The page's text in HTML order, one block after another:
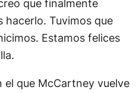
que finalmente
hacerlo. Tuvimos que
Estamos felices
el que McCartney vuelve